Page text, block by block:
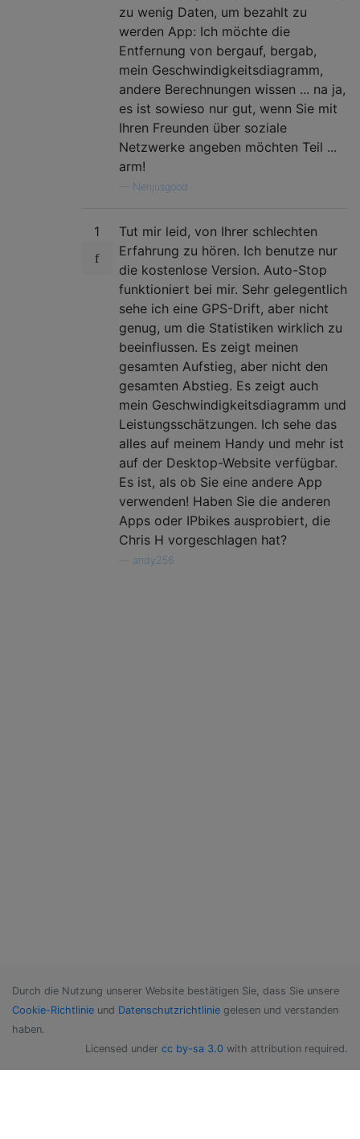
zu wenig Daten, um bezahlt zu
werden App: Ich möchte die
Entfernung von bergauf, bergab,
mein Geschwindigkeitsdiagramm,
andere Berechnungen wissen ... na ja,
es ist sowieso nur gut, wenn Sie mit
Ihren Freunden über soziale
Netzwerke angeben möchten Teil ...
arm!
Nerijusgood
1
Tut mir leid, von Ihrer schlechten
Erfahrung zu hören. Ich benutze nur
die kostenlose Version. Auto-Stop
funktioniert bei mir. Sehr gelegentlich
sehe ich eine GPS-Drift, aber nicht
genug, um die Statistiken wirklich zu
beeinflussen. Es zeigt meinen
gesamten Aufstieg, aber nicht den
gesamten Abstieg. Es zeigt auch
mein Geschwindigkeitsdiagramm und
Leistungsschätzungen. Ich sehe das
alles auf meinem Handy und mehr ist
auf der Desktop-Website verfügbar.
Es ist, als ob Sie eine andere App
verwenden! Haben Sie die anderen
Apps oder IPbikes ausprobiert, die
Chris H vorgeschlagen hat?
andy256
Durch die Nutzung unserer Website bestätigen Sie, dass Sie unsere
Cookie-Richtlinie und Datenschutzrichtlinie gelesen und verstanden
haben.
Licensed under cc by-sa 3.0 with attribution required.